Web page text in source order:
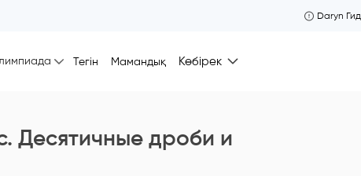
Daryn Гид
Тегін Мамандық Көбірек
Десятичные дроби и